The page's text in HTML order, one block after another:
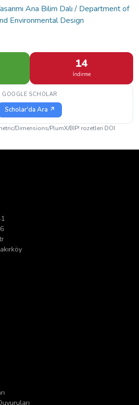
Ana Bilim Dalı / Department of
Environmental Design
14
İndirme
GOOGLE SCHOLAR
Scholar'da Ara ↗
Dimensions/PlumX/BIP! rozetleri DOI